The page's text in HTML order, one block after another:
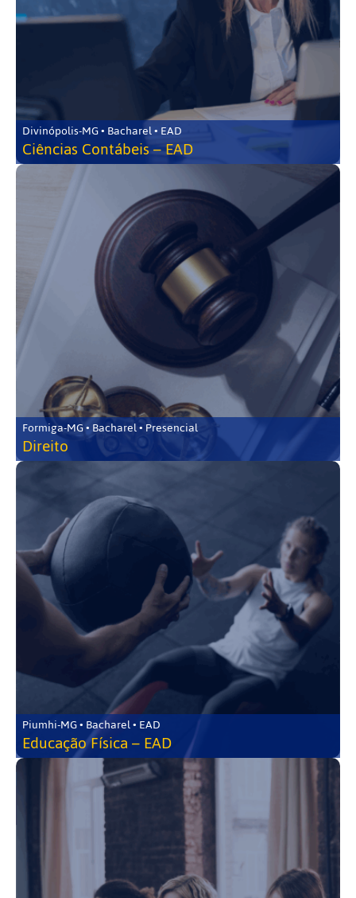
Divinópolis-MG • Bacharel • EAD
Ciências Contábeis – EAD
Formiga-MG • Bacharel • Presencial
Direito
Piumhi-MG • Bacharel • EAD
Educação Física – EAD